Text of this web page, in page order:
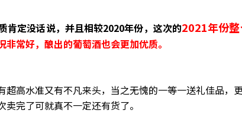
肯定没话说，并且相较2020年份，这次的2021年份
常好，酿出的葡萄酒也会更加优质。
高水准又有不凡来头，当之无愧的一等一送礼佳品，
完了可就真不一定还有货了。